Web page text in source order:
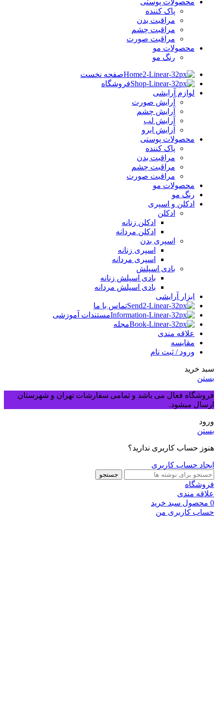
محصولات پوستی
پاک کننده
مراقبت بدن
مراقبت چشم
مراقبت صورت
محصولات مو
رنگ مو
صفحه نخست
فروشگاه
لوازم آرایشی
آرایش صورت
آرایش چشم
آرایش لب
آرایش ابرو
محصولات پوستی
پاک کننده
مراقبت بدن
مراقبت چشم
مراقبت صورت
محصولات مو
رنگ مو
ادکلن و اسپری
ادکلن
ادکلن زنانه
ادکلن مردانه
اسپری بدن
اسپری زنانه
اسپری مردانه
بادی اسپلش
بادی اسپلش زنانه
بادی اسپلش مردانه
ابزار آرایشی
تماس با ما
مستندات آموزشی
مجله
علاقه مندی
مقایسه
ورود / ثبت نام
سبد خرید
بستن
فروشگاه فعال می باشد و تمامی سفارشات تهران و شهرستان
ارسال میشود.
ورود
بستن
هنوز حساب کاربری ندارید؟
ایجاد حساب کاربری
جستجو
فروشگاه
علاقه مندی
0 محصول سبد خرید
حساب کاربری من